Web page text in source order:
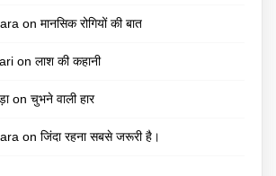
on मानसिक रोगियों की बात
on लाश की कहानी
on चुभने वाली हार
on जिंदा रहना सबसे जरूरी है।